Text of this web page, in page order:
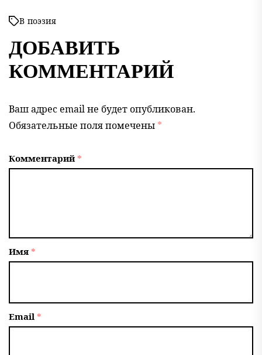
В поэзия
ДОБАВИТЬ
КОММЕНТАРИЙ
Ваш адрес email не будет опубликован.
Обязательные поля помечены *
Комментарий*
Имя *
Email *